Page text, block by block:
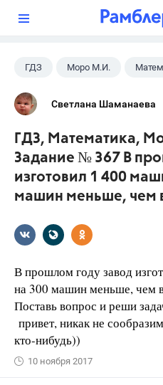
ГДЗ Моро М.И.
Светлана Шаманаева
ГДЗ, Математика,
Задание № 367 В
изготовил 1 400
машин меньше, чем
В прошлом году завод
на 300 машин меньше, чем
Поставь вопрос и реши
привет, никак не
кто-нибудь))
10 ноября 2017